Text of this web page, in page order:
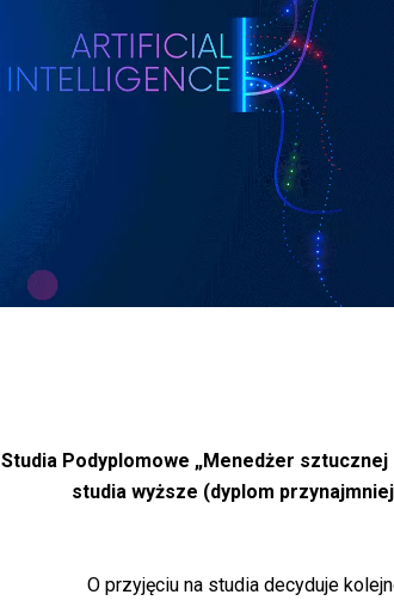
Podyplomowe „Menedżer sztucznej
studia wyższe (dyplom
O przyjęciu na studia decyduje